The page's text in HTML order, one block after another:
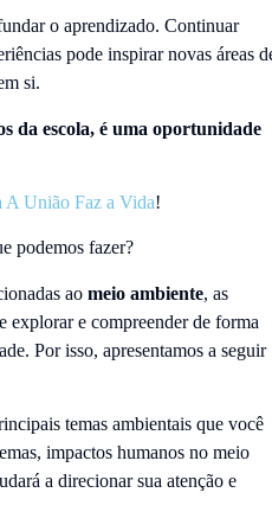
o aprendizado. Continuar
pode inspirar novas áreas
si.
da escola, é uma oportunidade
A União Faz a Vida!
podemos fazer?
aomeio ambiente, as
explorar e compreender de forma
Por isso, apresentamos a seguir
temas ambientais que você
impactos humanos no meio
a direcionar sua atenção e